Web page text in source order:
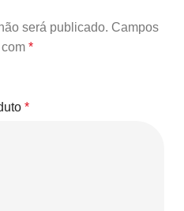
será publicado. Campos
*
*